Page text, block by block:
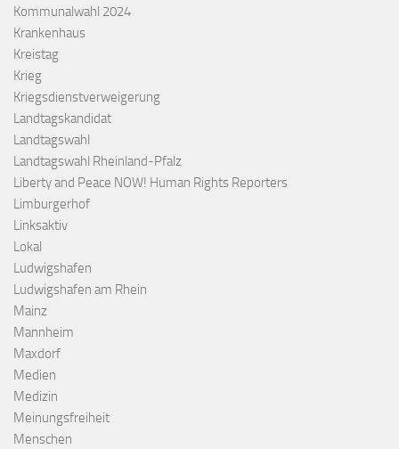
Kommunalwahl 2024
Krankenhaus
Kreistag
Krieg
Kriegsdienstverweigerung
Landtagskandidat
Landtagswahl
Landtagswahl Rheinland-Pfalz
Liberty and Peace NOW! Human Rights Reporters
Limburgerhof
Linksaktiv
Lokal
Ludwigshafen
Ludwigshafen am Rhein
Mainz
Mannheim
Maxdorf
Medien
Medizin
Meinungsfreiheit
Menschen